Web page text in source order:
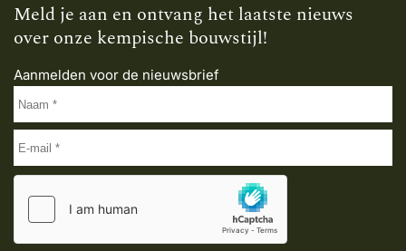
Meld je aan en ontvang het laatste nieuws
over onze kempische bouwstijl!
Aanmelden voor de nieuwsbrief